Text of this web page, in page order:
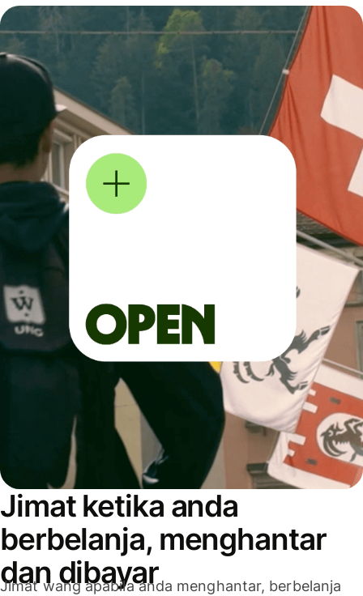
Jimat ketika anda
berbelanja, menghantar
dan dibayar
Jimat wang apabila anda menghantar, berbelanja